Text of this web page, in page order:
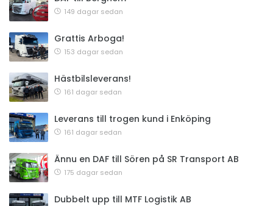
149 dagar sedan
Grattis Arboga!
153 dagar sedan
Hästbilsleverans!
161 dagar sedan
Leverans till trogen kund i Enköping
161 dagar sedan
Ännu en DAF till Sören på SR Transport AB
175 dagar sedan
Dubbelt upp till MTF Logistik AB